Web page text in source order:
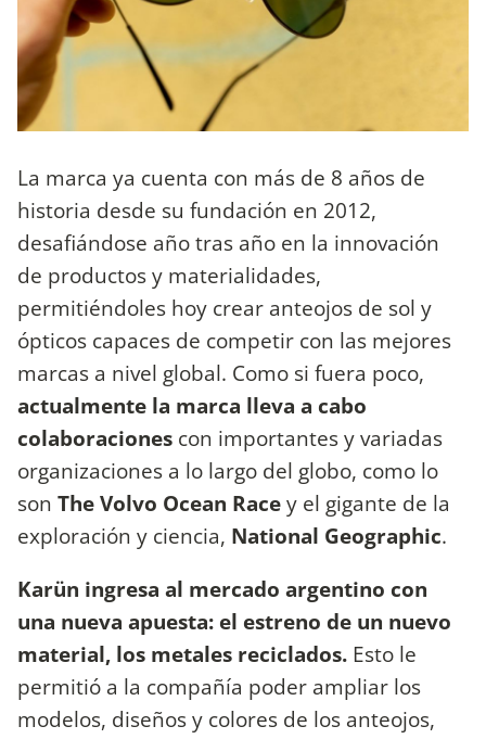
La marca ya cuenta con más de 8 años de
historia desde su fundación en 2012,
desafiándose año tras año en la innovación
de productos y materialidades,
permitiéndoles hoy crear anteojos de sol y
ópticos capaces de competir con las mejores
marcas a nivel global. Como si fuera poco,
actualmente la marca lleva a cabo
colaboraciones con importantes y variadas
organizaciones a lo largo del globo, como lo
son The Volvo Ocean Racey el gigante de la
exploración y ciencia, National Geographic.
Karün ingresa al mercado argentino con
una nueva apuesta: el estreno de un nuevo
material, los metales reciclados. Esto le
permitió a la compañía poder ampliar los
modelos, diseños y colores de los anteojos,